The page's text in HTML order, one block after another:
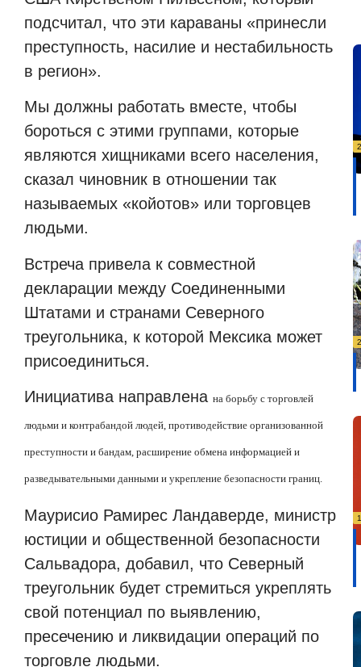
подсчитал, что эти караваны «принесли
преступность, насилие и нестабильность
в регион».
Мы должны работать вместе, чтобы
бороться с этими группами, которые
являются хищниками всего населения,
сказал чиновник в отношении так
называемых «койотов» или торговцев
людьми.
Встреча привела к совместной
декларации между Соединенными
Штатами и странами Северного
треугольника, к которой Мексика может
присоединиться.
Инициатива направлена на борьбу с торговлей
людьми и контрабандой людей, противодействие организованной
преступности и бандам, расширение обмена информацией и
разведывательными данными и укрепление безопасности границ.
Маурисио Рамирес Ландаверде, министр
юстиции и общественной безопасности
Сальвадора, добавил, что Северный
треугольник будет стремиться укреплять
свой потенциал по выявлению,
пресечению и ликвидации операций по
торговле людьми.